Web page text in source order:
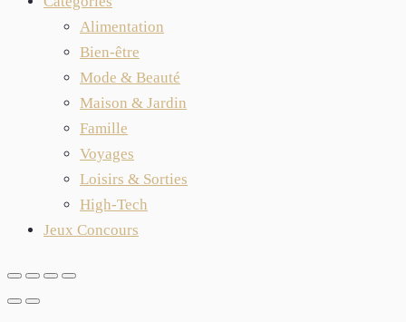
Alimentation
Bien-être
Mode & Beauté
Maison & Jardin
Famille
Voyages
Loisirs & Sorties
High-Tech
Jeux Concours